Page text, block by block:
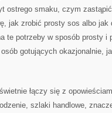
ostrego smaku, czym
jak zrobić prosty sos albo jak
te potrzeby w sposób prosty
gotujących okazjonalnie,
łączy się z
szlaki handlowe,